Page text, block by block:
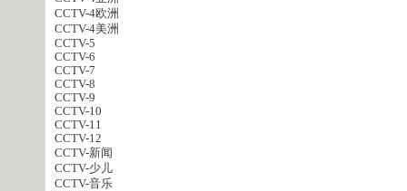
CCTV-4欧洲
CCTV-4美洲
CCTV-5
CCTV-6
CCTV-7
CCTV-8
CCTV-9
CCTV-10
CCTV-11
CCTV-12
CCTV-新闻
CCTV-少儿
CCTV-音乐